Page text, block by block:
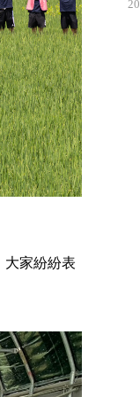
大家紛紛表